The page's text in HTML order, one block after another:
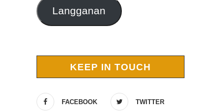
Langganan
KEEP IN TOUCH
FACEBOOK TWITTER